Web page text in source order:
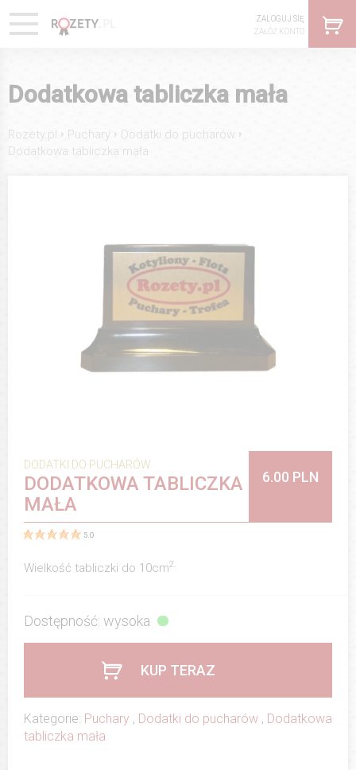
ZALOGUJ SIĘ
ZAŁÓŻ KONTO
Dodatkowa tabliczka mała
Rozety.pl › Puchary › Dodatki do pucharów ›
Dodatkowa tabliczka mała
DODATKI DO PUCHARÓW
DODATKOWA TABLICZKA
MAŁA
6.00 PLN
5.0
Wielkość tabliczki do 10cm2.
Dostępność: wysoka
KUP TERAZ
Kategorie: Puchary , Dodatki do pucharów , Dodatkowa
tabliczka mała